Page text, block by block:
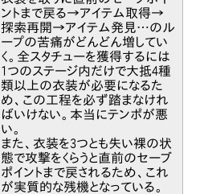
ントまで戻る→アイテム取得→
探索再開→アイテム発見…のル
ープの苦痛がどんどん増してい
く。全スタチューを獲得するには
1つのステージ内だけで大抵4種
類以上の衣装が必要になるた
め、この工程を必ず踏まなけれ
ばいけない。本当にテンポが悪
い。
また、衣装を3つとも失い裸の状
態で攻撃をくらうと直前のセーブ
ポイントまで戻されるため、これ
が実質的な残機となっている。